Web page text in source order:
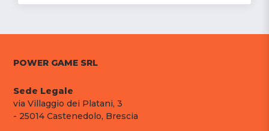
POWER GAME SRL
Sede Legale
via Villaggio dei Platani, 3
- 25014 Castenedolo, Brescia